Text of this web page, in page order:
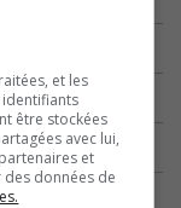
et les
être stockées
avec lui,
et
données de